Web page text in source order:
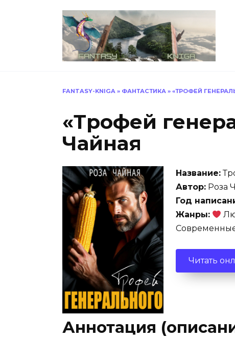
FANTASY-KNIGA » ФАНТАСТИКА » «ТРОФЕЙ
«Трофей
Чайная
Название:
Автор: Роза
Год
Жанры:
Читать
Аннотация